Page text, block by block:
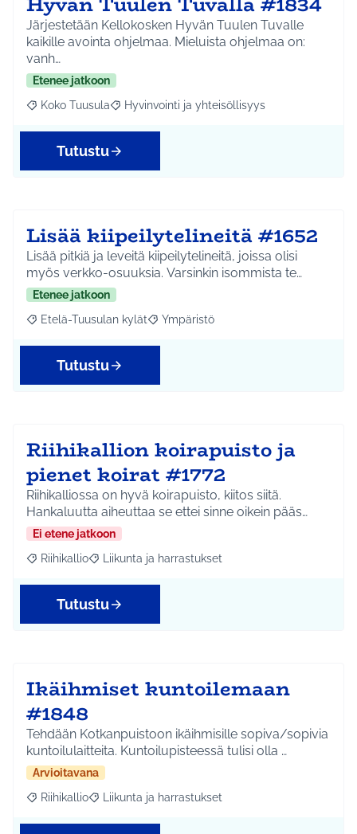
Järjestetään Kellokosken Hyvän Tuulen Tuvalle
kaikille avointa ohjelmaa. Mieluista ohjelmaa on:
vanh…
Etenee jatkoon
Rajaa tulokset aihepiirin mukaan: Koko Tuusula
Koko Tuusula Rajaa tulokset teeman mukaan: Hyvinvointi ja
Hyvinvointi ja yhteisöllisyys
Tutustu
Lisää kiipeilytelineitä #1652
Lisää pitkiä ja leveitä kiipeilytelineitä, joissa olisi
myös verkko-osuuksia. Varsinkin isommista te…
Etenee jatkoon
Rajaa tulokset aihepiirin mukaan: Etelä-Tuusulan kylät
Etelä-Tuusulan kylät Rajaa tulokset teeman mukaan:
Ympäristö
Tutustu
Riihikallion koirapuisto ja
pienet koirat #1772
Riihikalliossa on hyvä koirapuisto, kiitos siitä.
Hankaluutta aiheuttaa se ettei sinne oikein pääs…
Ei etene jatkoon
Rajaa tulokset aihepiirin mukaan: Riihikallio
Riihikallio Rajaa tulokset teeman mukaan: Liikunta ja
Liikunta ja harrastukset
Tutustu
Ikäihmiset kuntoilemaan
#1848
Tehdään Kotkanpuistoon ikäihmisille sopiva/sopivia
kuntoilulaitteita. Kuntoilupisteessä tulisi olla …
Arvioitavana
Rajaa tulokset aihepiirin mukaan: Riihikallio
Riihikallio Rajaa tulokset teeman mukaan: Liikunta ja
Liikunta ja harrastukset